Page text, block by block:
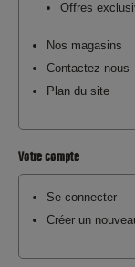
Offres
Nos magasins
Contactez-nous
Plan du site
Votre compte
Se connecter
Créer un